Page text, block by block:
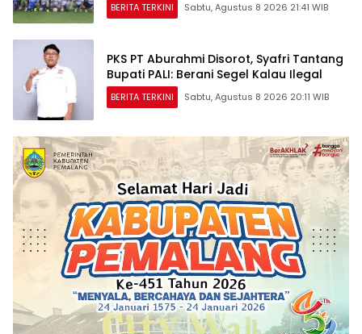
BERITA TERKINI Sabtu, Agustus 8 2026 21:41 WIB
PKS PT Aburahmi Disorot, Syafri Tantang
Bupati PALI: Berani Segel Kalau Ilegal
BERITA TERKINI Sabtu, Agustus 8 2026 20:11 WIB